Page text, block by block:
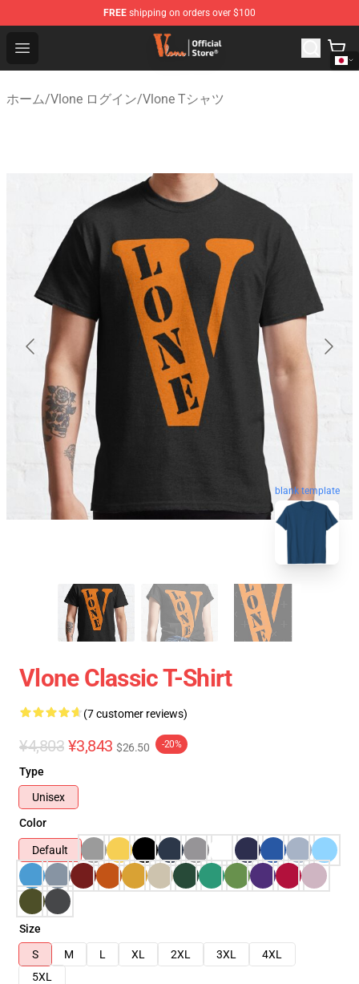
FREE shipping on orders over $100
Open menu
Vlone Shop - Official Vlone Merchandise Store
ホーム/Vlone ログイン/Vlone Tシャツ
blank template
Vlone Classic T-Shirt
(7 customer reviews)
¥4,803 ¥3,843 $26.50 -20%
Type
Unisex
Color
Default
Size
S
M L XL 2XL 3XL
4XL
5XL